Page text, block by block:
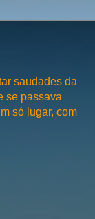
saudades da
se passava
só lugar, com